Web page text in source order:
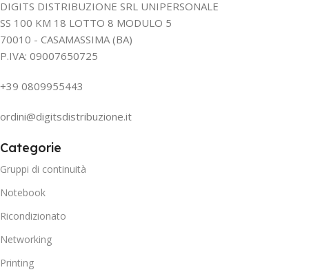
DIGITS DISTRIBUZIONE SRL UNIPERSONALE
SS 100 KM 18 LOTTO 8 MODULO 5
70010 - CASAMASSIMA (BA)
P.IVA: 09007650725
+39 0809955443
ordini@digitsdistribuzione.it
Categorie
Gruppi di continuità
Notebook
Ricondizionato
Networking
Printing